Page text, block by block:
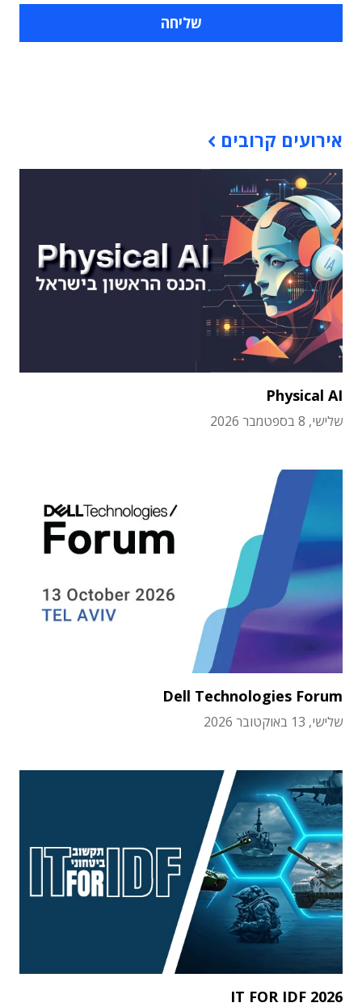
אירועים קרובים
Physical AI
שלישי, 8 בספטמבר 2026
Dell Technologies Forum
שלישי, 13 באוקטובר 2026
IT FOR IDF 2026